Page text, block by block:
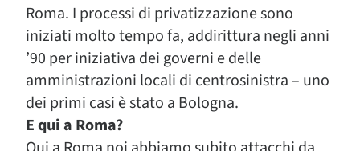
Roma. I processi di privatizzazione sono
iniziati molto tempo fa, addirittura negli anni
’90 per iniziativa dei governi e delle
amministrazioni locali di centrosinistra – uno
dei primi casi è stato a Bologna.
E qui a Roma?